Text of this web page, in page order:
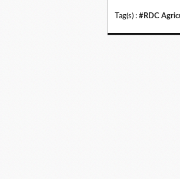
Tag(s) : #RDC